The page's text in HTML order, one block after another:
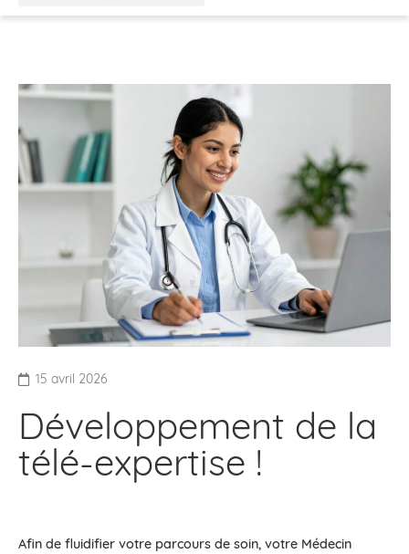
15 avril 2026
Développement de la
télé-expertise !
Afin de fluidifier votre parcours de soin, votre Médecin